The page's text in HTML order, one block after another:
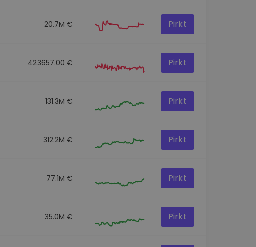
20.7M € Pirkt
423657.00 € Pirkt
131.3M € Pirkt
312.2M € Pirkt
77.1M € Pirkt
35.0M € Pirkt